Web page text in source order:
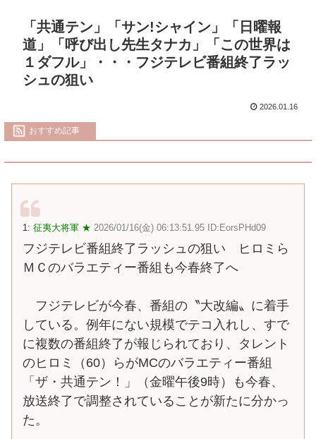
「共通テン」「サン!シャイン」「日曜報
道」「呼び出し先生タナカ」「この世界は
１ダフル」・・・フジテレビ番組終了ラッ
シュの狙い
2026.01.16
おすすめ記事
1: 征夷大将軍 ★ 2026/01/16(金) 06:13:51.95 ID:EorsPHd09
フジテレビ番組終了ラッシュの狙い ヒロミら
ＭＣのバラエティー番組も今春終了へ
フジテレビが今春、番組の〝大改編〟に着手
している。例年にない規模でテコ入れし、すで
に複数の番組終了が報じられており、タレント
のヒロミ（60）らがMCのバラエティー番組
「ザ・共通テン！」（金曜午後9時）も今春、
放送終了で調整されていることが新たに分かっ
た。